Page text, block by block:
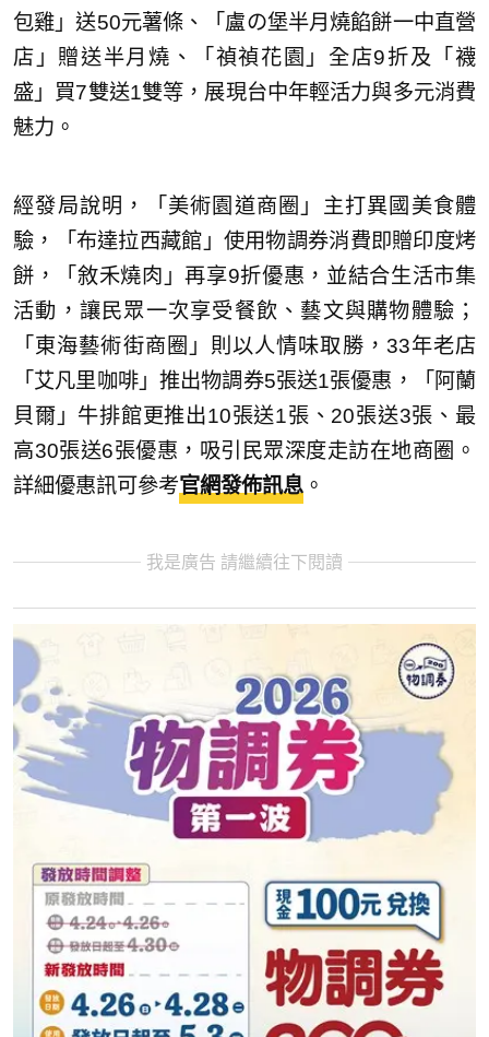
包雞」送50元薯條、「盧の堡半月燒餡餅一中直營
店」贈送半月燒、「禎禎花園」全店9折及「襪
盛」買7雙送1雙等，展現台中年輕活力與多元消費
魅力。
經發局說明，「美術園道商圈」主打異國美食體
驗，「布達拉西藏館」使用物調券消費即贈印度烤
餅，「敘禾燒肉」再享9折優惠，並結合生活市集
活動，讓民眾一次享受餐飲、藝文與購物體驗；
「東海藝術街商圈」則以人情味取勝，33年老店
「艾凡里咖啡」推出物調券5張送1張優惠，「阿蘭
貝爾」牛排館更推出10張送1張、20張送3張、最
高30張送6張優惠，吸引民眾深度走訪在地商圈。
詳細優惠訊可參考官網發佈訊息 。
我是廣告 請繼續往下閱讀